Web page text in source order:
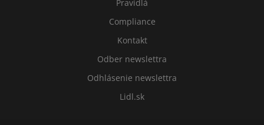
Pravidlá
Compliance
Kontakt
Odber newslettra
Odhlásenie newslettra
Lidl.sk